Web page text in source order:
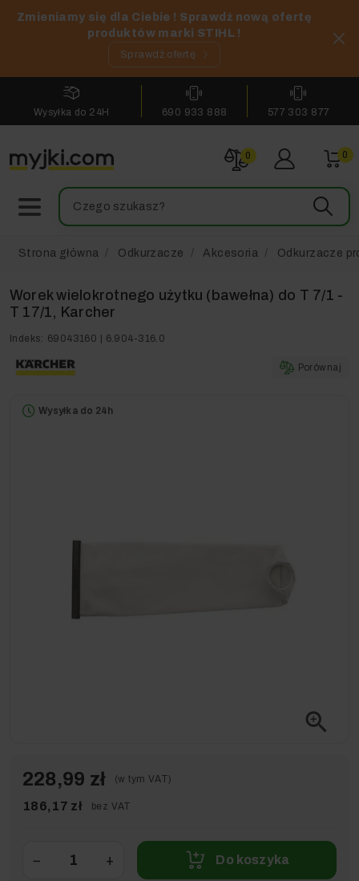
Zmieniamy się dla Ciebie ! Sprawdź nową ofertę
produktów marki STIHL !
Sprawdź ofertę
Wysyłka do 24H 690 933 888 577 303 877
0 0
Strona główna Odkurzacze Akcesoria Odkurzacze
Worek wielokrotnego użytku (bawełna) do T 7/1 -
T 17/1, Karcher
Indeks: 69043160 | 6.904-316.0
Porównaj
Wysyłka do 24h
zoom_in
228,99 zł (w tym VAT)
186,17 zł bez VAT
− + Do koszyka